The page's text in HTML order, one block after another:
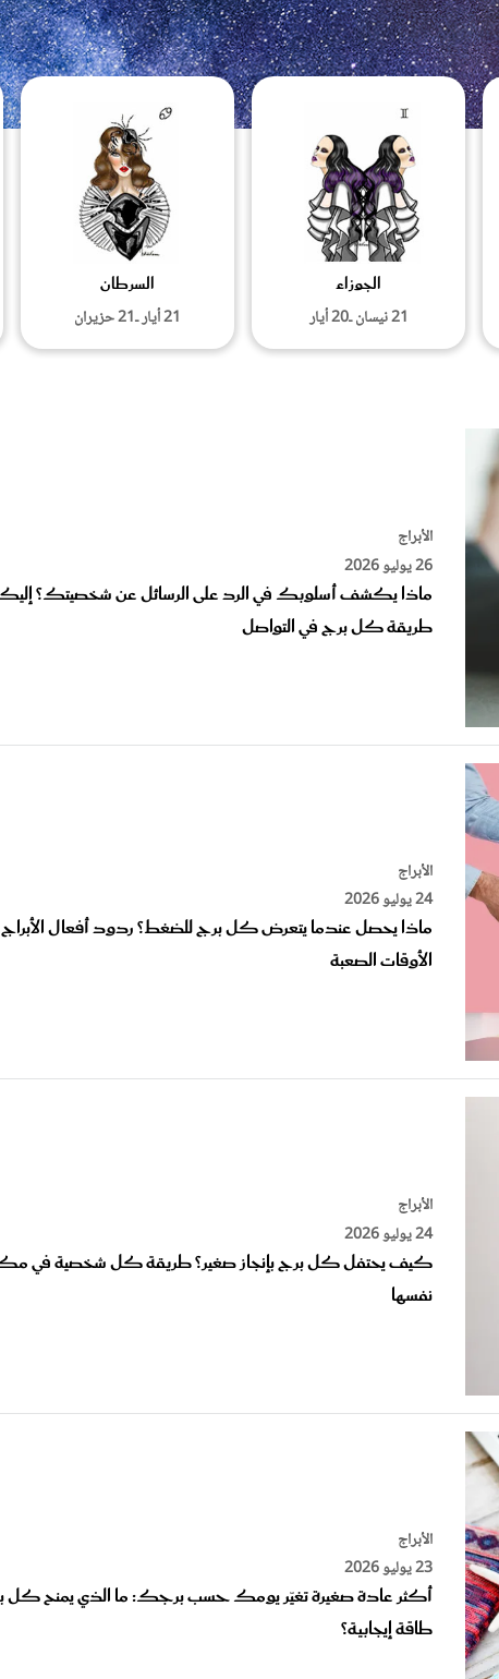
الجوزاء
السرطان
26 يوليو 2026
ماذا يكشف أسلوبك في الرد على الرسائل عن شخصيتك؟
طريقة كل برج في التواصل
24 يوليو 2026
ماذا يحصل عندما يتعرض كل برج للضغط؟ ردود أفعال
الأوقات الصعبة
24 يوليو 2026
كيف يحتفل كل برج بإنجاز صغير؟ طريقة كل شخصية في
نفسها
23 يوليو 2026
أكثر عادة صغيرة تغيّر يومك حسب برجك: ما الذي يمنح كل
طاقة إيجابية؟
مقالات الرأي
ستايل
تقارير
عروس سيدتي
تطبيقات سيدتي
دليل السفر
آخر الأخبار
مجلة